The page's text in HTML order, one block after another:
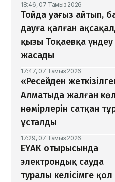
18:46, 07 Тамыз 2026
Тойда уағыз айтып,
дауға қалған
қызы Тоқаевқа үндеу
жасады
17:47, 07 Тамыз 2026
«Ресейден
Алматыда жалған
нөмірлерін сатқан
ұсталды
17:29, 07 Тамыз 2026
ЕҮАК отырысында
электрондық сауда
туралы келісімге қол